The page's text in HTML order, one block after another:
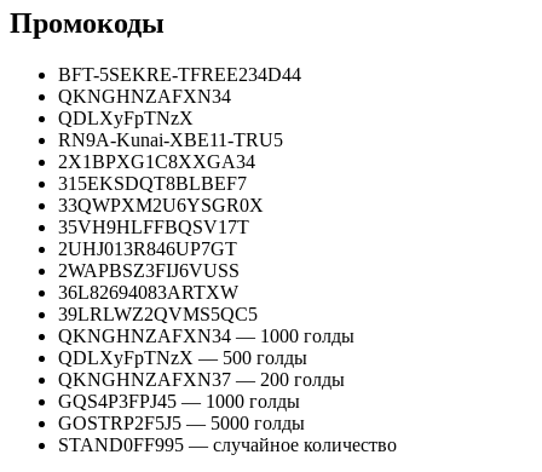
Промокоды
BFT-5SEKRE-TFREE234D44
QKNGHNZAFXN34
QDLXyFpTNzX
RN9A-Kunai-XBE11-TRU5
2X1BPXG1C8XXGA34
315EKSDQT8BLBEF7
33QWPXM2U6YSGR0X
35VH9HLFFBQSV17T
2UHJ013R846UP7GT
2WAPBSZ3FIJ6VUSS
36L82694083ARTXW
39LRLWZ2QVMS5QC5
QKNGHNZAFXN34 — 1000 голды
QDLXyFpTNzX — 500 голды
QKNGHNZAFXN37 — 200 голды
GQS4P3FPJ45 — 1000 голды
GOSTRP2F5J5 — 5000 голды
STAND0FF995 — случайное количество